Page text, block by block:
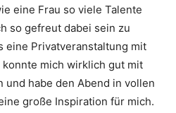
eine Frau so viele Talente
so gefreut dabei sein zu
eine Privatveranstaltung mit
mich wirklich gut mit
und habe den Abend in vollen
große Inspiration für mich.